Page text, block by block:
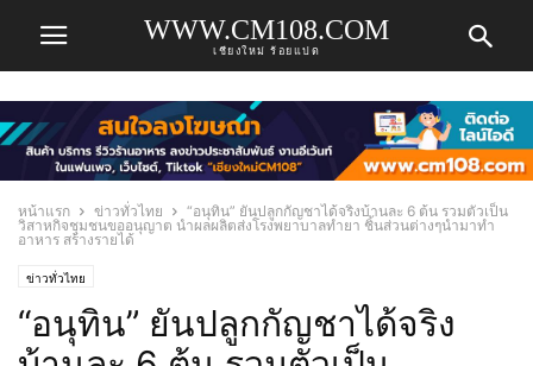
WWW.CM108.COM
เชียงใหม่ ร้อยแปด
หน้าแรก ข่าวทั่วไทย
“อนุทิน” ยันปลูกกัญชาได้จริงบ้านละ 6 ต้น รวมตัวเป็น
วิสาหกิจชุมชนขออนุญาต นำผลผลิตส่งโรงพยาบาลทำยา ชิ้นส่วนต่างๆนำมาทำ
อาหาร สร้างรายได้
ข่าวทั่วไทย
“อนุทิน” ยันปลูกกัญชาได้จริง